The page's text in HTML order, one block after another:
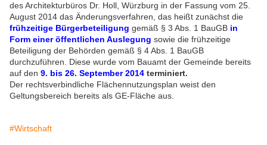
des Architekturbüros Dr. Holl, Würzburg in der Fassung vom 25.
August 2014 das Änderungsverfahren, das heißt zunächst die
frühzeitige Bürgerbeteiligung gemäß § 3 Abs. 1 BauGB in
Form einer öffentlichen Auslegung sowie die frühzeitige
Beteiligung der Behörden gemäß § 4 Abs. 1 BauGB
durchzuführen. Diese wurde vom Bauamt der Gemeinde bereits
auf den 9. bis 26. September 2014 terminiert.
Der rechtsverbindliche Flächennutzungsplan weist den
Geltungsbereich bereits als GE-Fläche aus.
#Wirtschaft